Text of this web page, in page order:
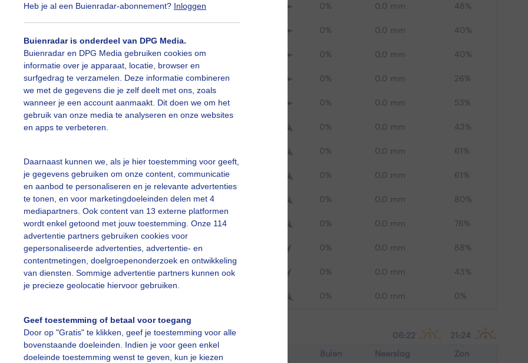
Heb je al een Buienradar-abonnement? Inloggen
Buienradar is onderdeel van DPG Media.
Buienradar en DPG Media gebruiken cookies om
informatie over je apparaat, locatie, browser en
surfgedrag te verzamelen. Deze informatie combineren
we met de gegevens die je zelf deelt met ons, zoals
wanneer je een account aanmaakt. Dit doen we om het
gebruik van onze media te analyseren en onze websites
en apps te verbeteren.
Daarnaast kunnen we, als je hier toestemming voor geeft,
je gegevens gebruiken om onze content, communicatie
en aanbod te personaliseren en je relevante advertenties
te tonen, en voor marketingdoeleinden delen met 4
mediapartners. Ook content van 13 externe platformen
wordt enkel getoond met jouw toestemming. Onze 114
advertentie partners gebruiken cookies voor
gepersonaliseerde advertenties, advertentie- en
contentmetingen, doelgroepenonderzoek en ontwikkeling
van diensten. Sommige advertentie partners kunnen ook
je precieze geolocatie hiervoor gebruiken.
Geef toestemming of betaal voor toegang
Door op "Gratis" te klikken, geef je toestemming voor alle
bovenstaande doeleinden. Indien je voor geen enkel
doeleinde toestemming wenst te geven, kun je kiezen
19°C 17°C 0% 0,0 mm 48%
0% 0,0 mm 40%
20°C 18°C 0% 0,0 mm 40%
20°C 18°C W 3 0% 0,0 mm 26%
21°C 18°C W 3 0% 0,0 mm 53%
0% 0,0 mm 43%
0% 0,0 mm 61%
21°C 18°C NW 2 0% 0,0 mm 61%
21°C 18°C 0% 0,0 mm 80%
20°C 18°C 0% 0,0 mm 76%
18°C 17°C 0% 0,0 mm 88%
17°C 16°C N 1 0% 0,0 mm 43%
0% 0,0 mm 0%
7 augustus 2026 06:22 21:24
Temp Gevoel Buien Neerslag Zon
Klikhierom dit aan te passen